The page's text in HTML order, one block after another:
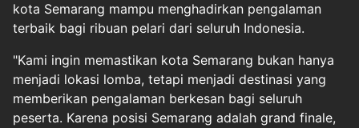
kota Semarang mampu menghadirkan pengalaman
terbaik bagi ribuan pelari dari seluruh Indonesia.
"Kami ingin memastikan kota Semarang bukan hanya
menjadi lokasi lomba, tetapi menjadi destinasi yang
memberikan pengalaman berkesan bagi seluruh
peserta. Karena posisi Semarang adalah grand finale,